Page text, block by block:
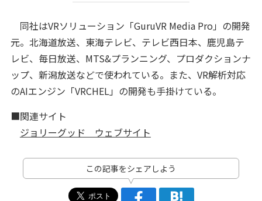
同社はVRソリューション「GuruVR Media Pro」の開発
元。北海道放送、東海テレビ、テレビ西日本、鹿児島テ
レビ、毎日放送、MTS&プランニング、プロダクションナ
ップ、新潟放送などで使われている。また、VR解析対応
のAIエンジン「VRCHEL」の開発も手掛けている。
■関連サイト
ジョリーグッド ウェブサイト
この記事をシェアしよう